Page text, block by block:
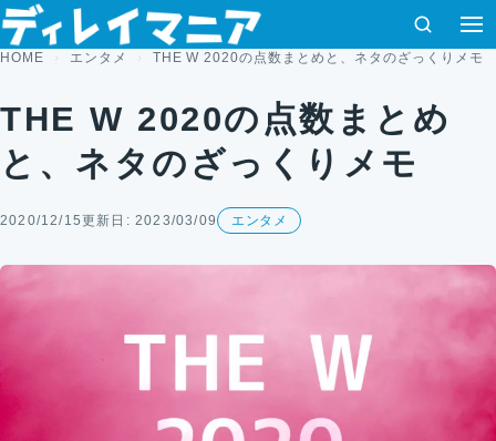
コンテンツへスキップ
検索
HOME エンタメ THE W 2020の点数まとめと、ネタのざっくりメモ
THE W 2020の点数まとめ
と、ネタのざっくりメモ
2020/12/15更新日: 2023/03/09 エンタメ